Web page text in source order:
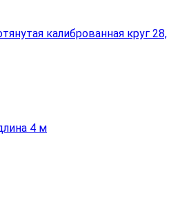
калиброванная круг 28,
4 м